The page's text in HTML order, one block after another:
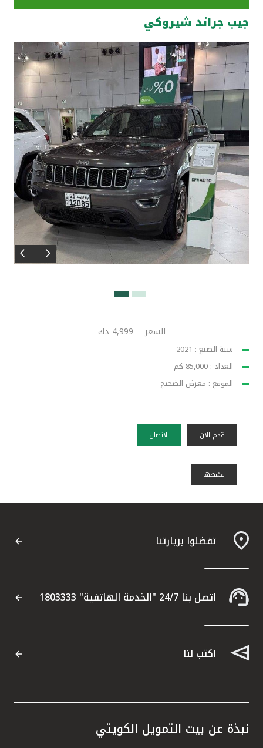
مواقع الفروع وأجهزة الصرف الآلي
ألمانيا
تركيا
ماليزيا
مصر
المملكة المتحدة
مملكة البحرين
جيب جراند شيروكي
السعر
سنة الصنع : 2021
العداد : 85,000 كم
الموقع : معرض الضجيج
قدم الآن للاتصال
قسًطها
تفضلوا بزيارتنا
اتصل بنا 24/7 "الخدمة الهاتفية" 1803333
اكتب لنا
نبذة عن بيت التمويل الكويتي